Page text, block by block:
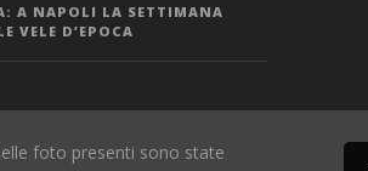
A NAPOLI LA SETTIMANA
VELE D’EPOCA
foto presenti sono state